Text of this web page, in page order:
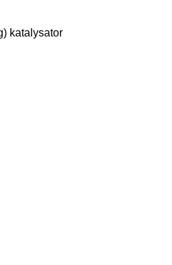
katalysator